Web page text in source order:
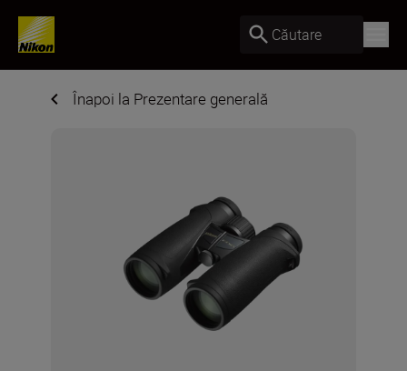
Căutare
Înapoi la Prezentare generală